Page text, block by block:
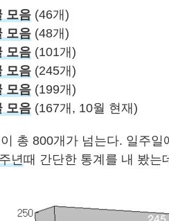
모음 (46개)
모음 (48개)
모음 (101개)
모음 (245개)
모음 (199개)
모음 (167개, 10월 현재)
총 800개가 넘는다. 일주일
년때 간단한 통계를 내 봤는